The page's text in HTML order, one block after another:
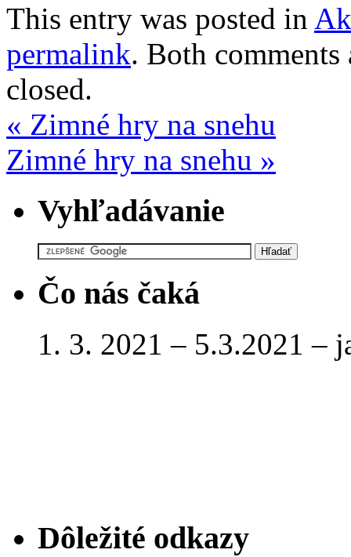
This entry was posted in
permalink. Both
closed.
« Zimné hry na snehu
Zimné hry na snehu »
Vyhľadávanie
Čo nás čaká
1. 3. 2021 – 5.3.2021 –
Dôležité odkazy